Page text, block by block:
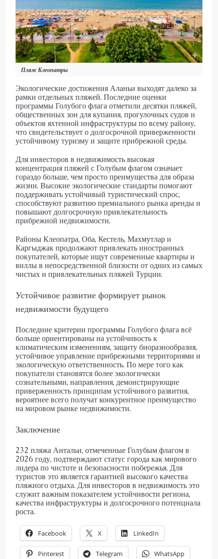
Пляж Клеопатры
Экологические достижения Аланьи выходят далеко за
рамки отдельных пляжей. Последние оценки
программы Голубого флага отметили десятки пляжей,
общественных зон для купания, прогулочных судов и
объектов яхтенной инфраструктуры по всему району,
что свидетельствует о долгосрочной приверженности
устойчивому туризму и защите прибрежной среды.
Для инвесторов в недвижимость высокая
концентрация пляжей с Голубым флагом означает
гораздо больше, чем просто преимущества для образа
жизни. Высокие экологические стандарты помогают
поддерживать устойчивый туристический спрос,
способствуют развитию премиального рынка аренды и
повышают долгосрочную привлекательность
прибрежной недвижимости.
Районы Клеопатра, Оба, Кестель, Махмутлар и
Каргыджак продолжают привлекать иностранных
покупателей, которые ищут современные квартиры и
виллы в непосредственной близости от одних из самых
чистых и привлекательных пляжей Турции.
Устойчивое развитие формирует рынок
недвижимости будущего
Последние критерии программы Голубого флага всё
больше ориентированы на устойчивость к
климатическим изменениям, защиту биоразнообразия,
устойчивое управление прибрежными территориями и
экологическую ответственность. По мере того как
покупатели становятся более экологически
сознательными, направления, демонстрирующие
приверженность принципам устойчивого развития,
вероятнее всего получат конкурентное преимущество
на мировом рынке недвижимости.
Заключение
232 пляжа Антальи, отмеченные Голубым флагом в
2026 году, подтверждают статус города как мирового
лидера по чистоте и безопасности побережья. Для
туристов это является гарантией высокого качества
пляжного отдыха. Для инвесторов в недвижимость это
служит важным показателем устойчивости региона,
качества инфраструктуры и долгосрочного потенциала
роста.
Facebook X LinkedIn
Pinterest Telegram WhatsApp